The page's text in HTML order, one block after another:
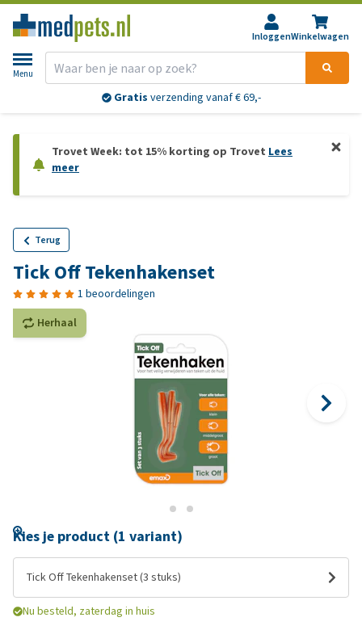
InloggenWinkelwagen
Menu
Gratis verzending vanaf € 69,-
Trovet Week: tot 15% korting op Trovet Lees
meer
Terug
Tick Off Tekenhakenset
1 beoordelingen
Herhaal
Kies je product (1 variant)
Tick Off Tekenhakenset (3 stuks)
Nu besteld, zaterdag in huis